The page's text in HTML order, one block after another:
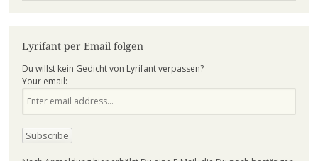
Lyrifant per Email folgen
Du willst kein Gedicht von Lyrifant verpassen?
Your email: